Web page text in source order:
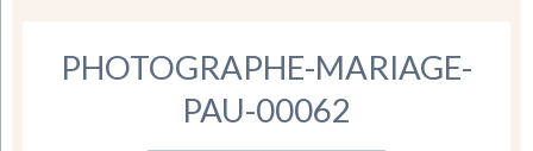
PHOTOGRAPHE-MARIAGE-
PAU-00062